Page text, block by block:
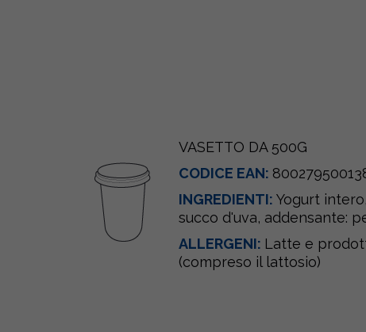
VASETTO DA 500G
CODICE EAN:
INGREDIENTI: Yogurt
succo d'uva, addensante:
ALLERGENI: Latte e
(compreso il lattosio)